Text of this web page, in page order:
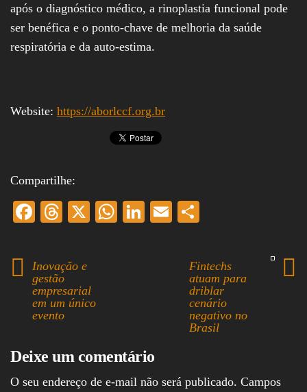
após o diagnóstico médico, a rinoplastia funcional pode
ser benéfica e o ponto-chave de melhoria da saúde
respiratória e da auto-estima.
Website: https://aborlccf.org.br
Compartilhe:
Fa
bo
ok
T
ea
ds
X
W
Li
E
ail re
Inovação e
gestão
empresarial
em um único
evento
Fintechs
atuam para
driblar
cenário
negativo no
Brasil
Deixe um comentário
O seu endereço de e-mail não será publicado. Campos